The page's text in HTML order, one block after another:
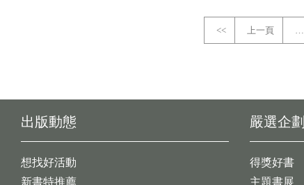
<< 上一頁 …
出版動態
想找好活動
新書特推薦
嚴選企劃
得獎好書
主題書展